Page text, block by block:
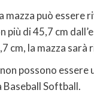
mazza può
più di 45,7 cm
cm, la mazza sarà
possono
Baseball Softball.